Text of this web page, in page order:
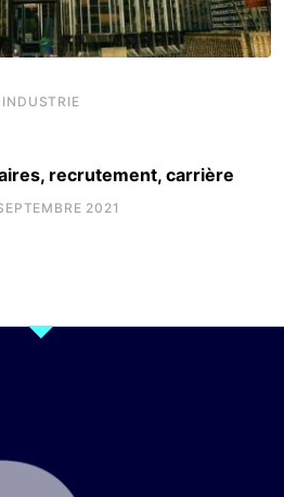
INDUSTRIE
recrutement, carrière
2021